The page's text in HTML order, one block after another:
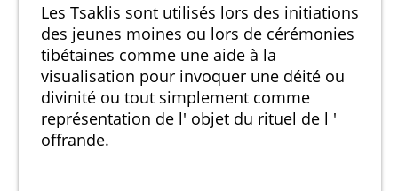
Les Tsaklis sont utilisés lors des initiations
des jeunes moines ou lors de cérémonies
tibétaines comme une aide à la
visualisation pour invoquer une déité ou
divinité ou tout simplement comme
représentation de l' objet du rituel de l '
offrande.